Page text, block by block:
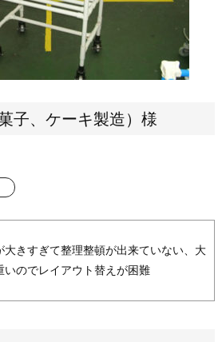
子、ケーキ製造）様
大きすぎて整理整頓が出来ていない、大
いのでレイアウト替えが困難